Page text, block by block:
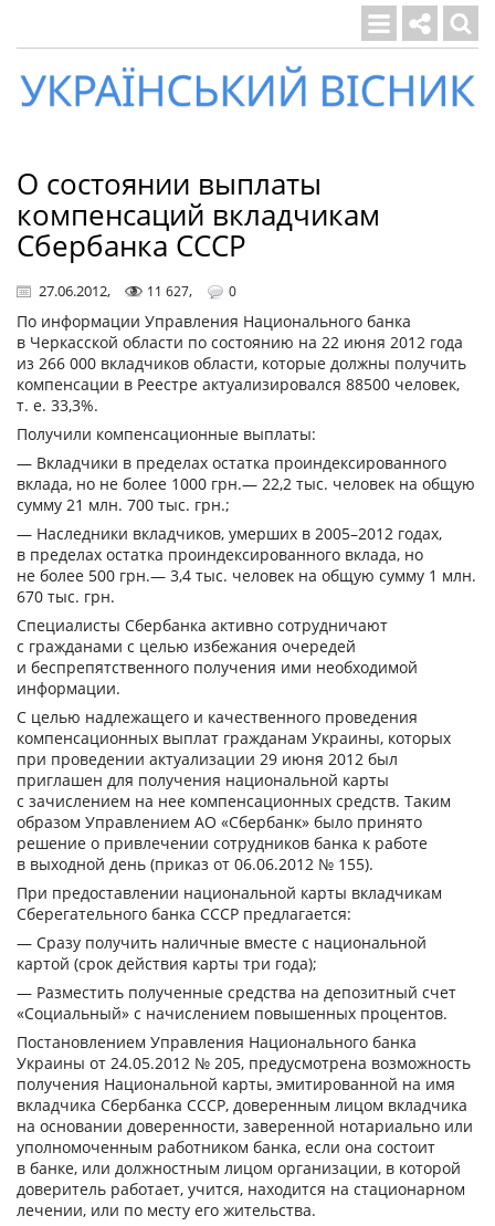
Український
вісник
О состоянии выплаты
компенсаций вкладчикам
Сбербанка СССР
27.06.2012, 11 627, 0
По информации Управления Национального банка
в Черкасской области по состоянию на 22 июня 2012 года
из 266 000 вкладчиков области, которые должны получить
компенсации в Реестре актуализировался 88500 человек,
т. е. 33,3%.
Получили компенсационные выплаты:
— Вкладчики в пределах остатка проиндексированного
вклада, но не более 1000 грн.— 22,2 тыс. человек на общую
сумму 21 млн. 700 тыс. грн.;
— Наследники вкладчиков, умерших в 2005–2012 годах,
в пределах остатка проиндексированного вклада, но
не более 500 грн.— 3,4 тыс. человек на общую сумму 1 млн.
670 тыс. грн.
Специалисты Сбербанка активно сотрудничают
с гражданами с целью избежания очередей
и беспрепятственного получения ими необходимой
информации.
С целью надлежащего и качественного проведения
компенсационных выплат гражданам Украины, которых
при проведении актуализации 29 июня 2012 был
приглашен для получения национальной карты
с зачислением на нее компенсационных средств. Таким
образом Управлением АО «Сбербанк» было принято
решение о привлечении сотрудников банка к работе
в выходной день (приказ от 06.06.2012 № 155).
При предоставлении национальной карты вкладчикам
Сберегательного банка СССР предлагается:
— Сразу получить наличные вместе с национальной
картой (срок действия карты три года);
— Разместить полученные средства на депозитный счет
«Социальный» с начислением повышенных процентов.
Постановлением Управления Национального банка
Украины от 24.05.2012 № 205, предусмотрена возможность
получения Национальной карты, эмитированной на имя
вкладчика Сбербанка СССР, доверенным лицом вкладчика
на основании доверенности, заверенной нотариально или
уполномоченным работником банка, если она состоит
в банке, или должностным лицом организации, в которой
доверитель работает, учится, находится на стационарном
лечении, или по месту его жительства.